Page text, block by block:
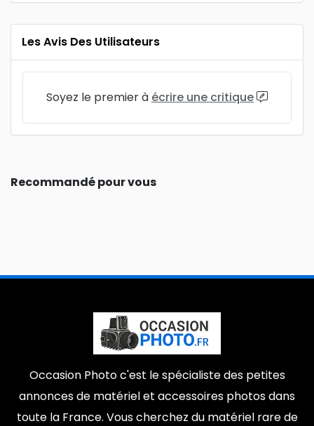
Les Avis Des Utilisateurs
Soyez le premier à écrire une critique
Recommandé pour vous
Occasion Photo c'est le spécialiste des petites
annonces de matériel et accessoires photos dans
toute la France. Vous cherchez du matériel rare de